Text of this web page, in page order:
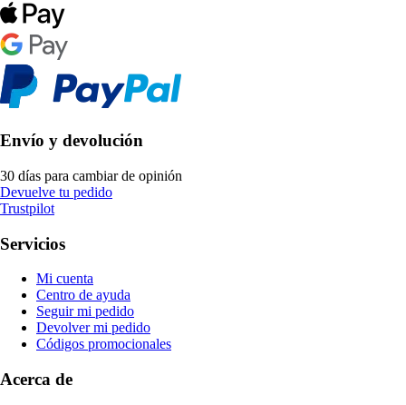
Envío y devolución
30 días para cambiar de opinión
Devuelve tu pedido
Trustpilot
Servicios
Mi cuenta
Centro de ayuda
Seguir mi pedido
Devolver mi pedido
Códigos promocionales
Acerca de